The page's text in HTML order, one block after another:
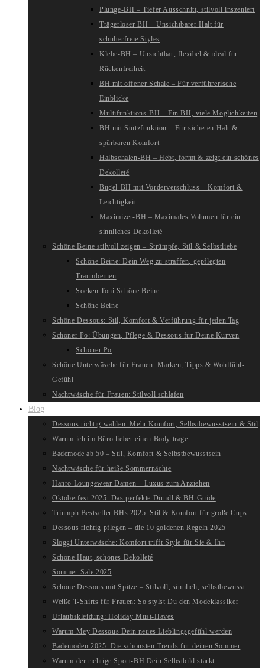
Plunge-BH – Tiefer Ausschnitt, stilvoll inszeniert
Trägerloser BH – Unsichtbarer Halt für
schulterfreie Styles
Klebe-BH – Unsichtbar, flexibel & ideal für
Rückenfreiheit
BH mit offener Schale – Für verführerische
Einblicke
Multifunktions-BH – Ein BH, viele Möglichkeiten
BH mit Stützfunktion – Für sicheren Halt &
spürbaren Komfort
Halbschalen-BH – Hebt, formt & zeigt ein schönes
Dekolleté
Bügel-BH mit Vorderverschluss – Komfort &
Leichtigkeit
Maximizer-BH – Maximales Volumen für ein
sinnliches Dekolleté
Schöne Beine stilvoll zeigen – Strümpfe, Stil & Selbstliebe
Schöne Beine: Dein Weg zu straffen, gepflegten
Traumbeinen
Socken Toni Schöne Beine
Schöne Beine
Schöne Dessous: Stil, Komfort & Verführung für jeden Tag
Schöner Po: Übungen, Pflege & Dessous für Deine Kurven
Schöner Po
Schöne Unterwäsche für Frauen: Marken, Tipps & Wohlfühl-
Gefühl
Nachtwäsche für Frauen: Stilvoll schlafen
Blog
Dessous richtig wählen: Mehr Komfort, Selbstbewusstsein & Stil
Warum ich im Büro lieber einen Body trage
Bademode ab 50 – Stil, Komfort & Selbstbewusstsein
Nachtwäsche für heiße Sommernächte
Hanro Loungewear Damen – Luxus zum Anziehen
Oktoberfest 2025: Das perfekte Dirndl & BH-Guide
Triumph Bestseller BHs 2025: Stil & Komfort für große Cups
Dessous richtig pflegen – die 10 goldenen Regeln 2025
Sloggi Unterwäsche: Komfort trifft Style für Sie & Ihn
Schöne Haut, schönes Dekolleté
Sommer-Sale 2025
Schöne Dessous mit Spitze – Stilvoll, sinnlich, selbstbewusst
Weiße T-Shirts für Frauen: So stylst Du den Modeklassiker
Urlaubskleidung: Holiday Must-Haves
Warum Mey Dessous Dein neues Lieblingsgefühl werden
Bademoden 2025: Die schönsten Trends für deinen Sommer
Warum der richtige Sport-BH Dein Selbstbild stärkt